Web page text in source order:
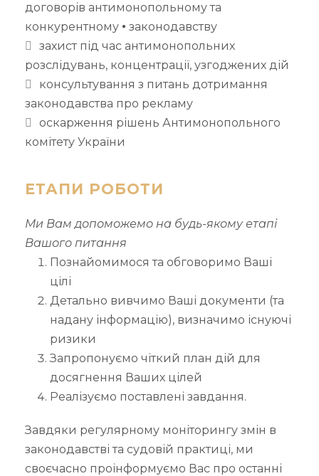
договорів антимонопольному та
конкурентному 🞄 законодавству
захист під час антимонопольних
розслідувань, концентрації, узгоджених дій
консультування з питань дотримання
законодавства про рекламу
оскарження рішень Антимонопольного
комітету України
ЕТАПИ РОБОТИ
Ми Вам допоможемо на будь-якому етапі
Вашого питання
Познайомимося та обговоримо Ваші
цілі
Детально вивчимо Ваші документи (та
надану інформацію), визначимо існуючі
ризики
Запропонуємо чіткий план дій для
досягнення Ваших цілей
Реалізуємо поставлені завдання.
Завдяки регулярному моніторингу змін в
законодавстві та судовій практиці, ми
своєчасно проінформуємо Вас про останні